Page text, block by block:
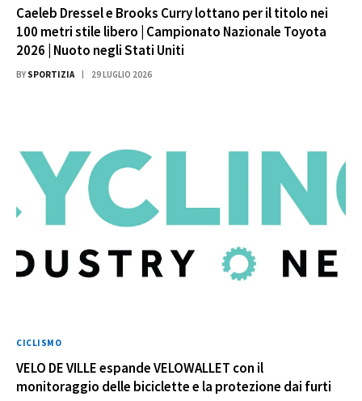
Caeleb Dressel e Brooks Curry lottano per il titolo nei
100 metri stile libero | Campionato Nazionale Toyota
2026 | Nuoto negli Stati Uniti
BY SPORTIZIA 29 LUGLIO 2026
CICLISMO
VELO DE VILLE espande VELOWALLET con il
monitoraggio delle biciclette e la protezione dai furti